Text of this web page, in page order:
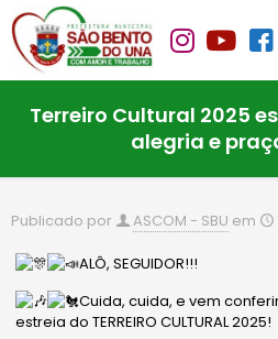
Terreiro Cultural 2025
alegria e
Publicado por ASCOM - SBU em
ALÔ, SEGUIDOR!!!
Cuida, cuida, e vem
estreia do TERREIRO CULTURAL 2025!